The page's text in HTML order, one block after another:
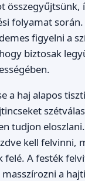
folyamat
figyelni a
biztosak
a haj alapos
tudjon
kell felvinni,
felé. A festék
a